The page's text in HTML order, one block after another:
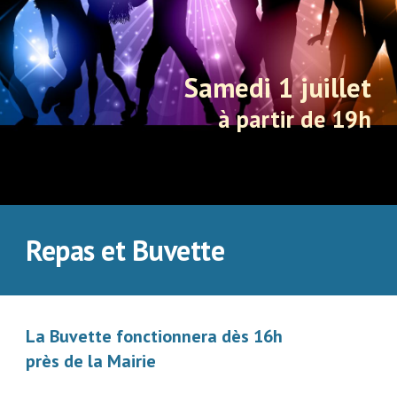
Samedi1juillet
à partir de 19h
Repas et Buvette
La Buvette fonctionnera dès 16h
près de la Mairie